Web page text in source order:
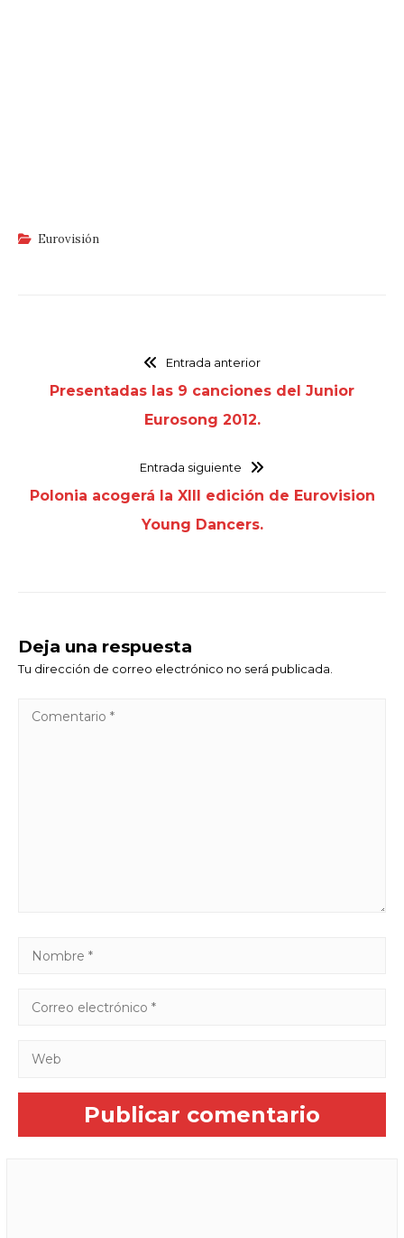
Eurovisión
Entrada anterior
Presentadas las 9 canciones del Junior
Eurosong 2012.
Entrada siguiente
Polonia acogerá la XIII edición de Eurovision
Young Dancers.
Deja una respuesta
Tu dirección de correo electrónico no será publicada.